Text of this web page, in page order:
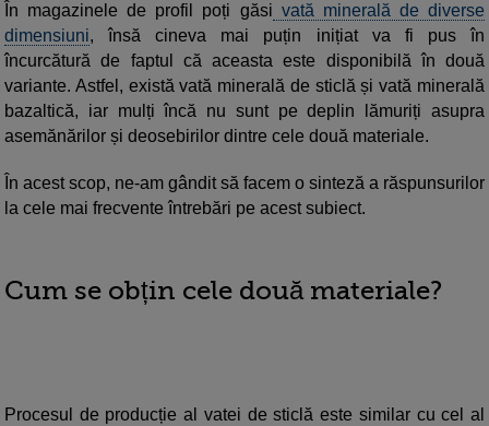
În magazinele de profil poți găsi vată minerală de diverse
dimensiuni, însă cineva mai puțin inițiat va fi pus în
încurcătură de faptul că aceasta este disponibilă în două
variante. Astfel, există vată minerală de sticlă și vată minerală
bazaltică, iar mulți încă nu sunt pe deplin lămuriți asupra
asemănărilor și deosebirilor dintre cele două materiale.
În acest scop, ne-am gândit să facem o sinteză a răspunsurilor
la cele mai frecvente întrebări pe acest subiect.
Cum se obțin cele două materiale?
Procesul de producție al vatei de sticlă este similar cu cel al